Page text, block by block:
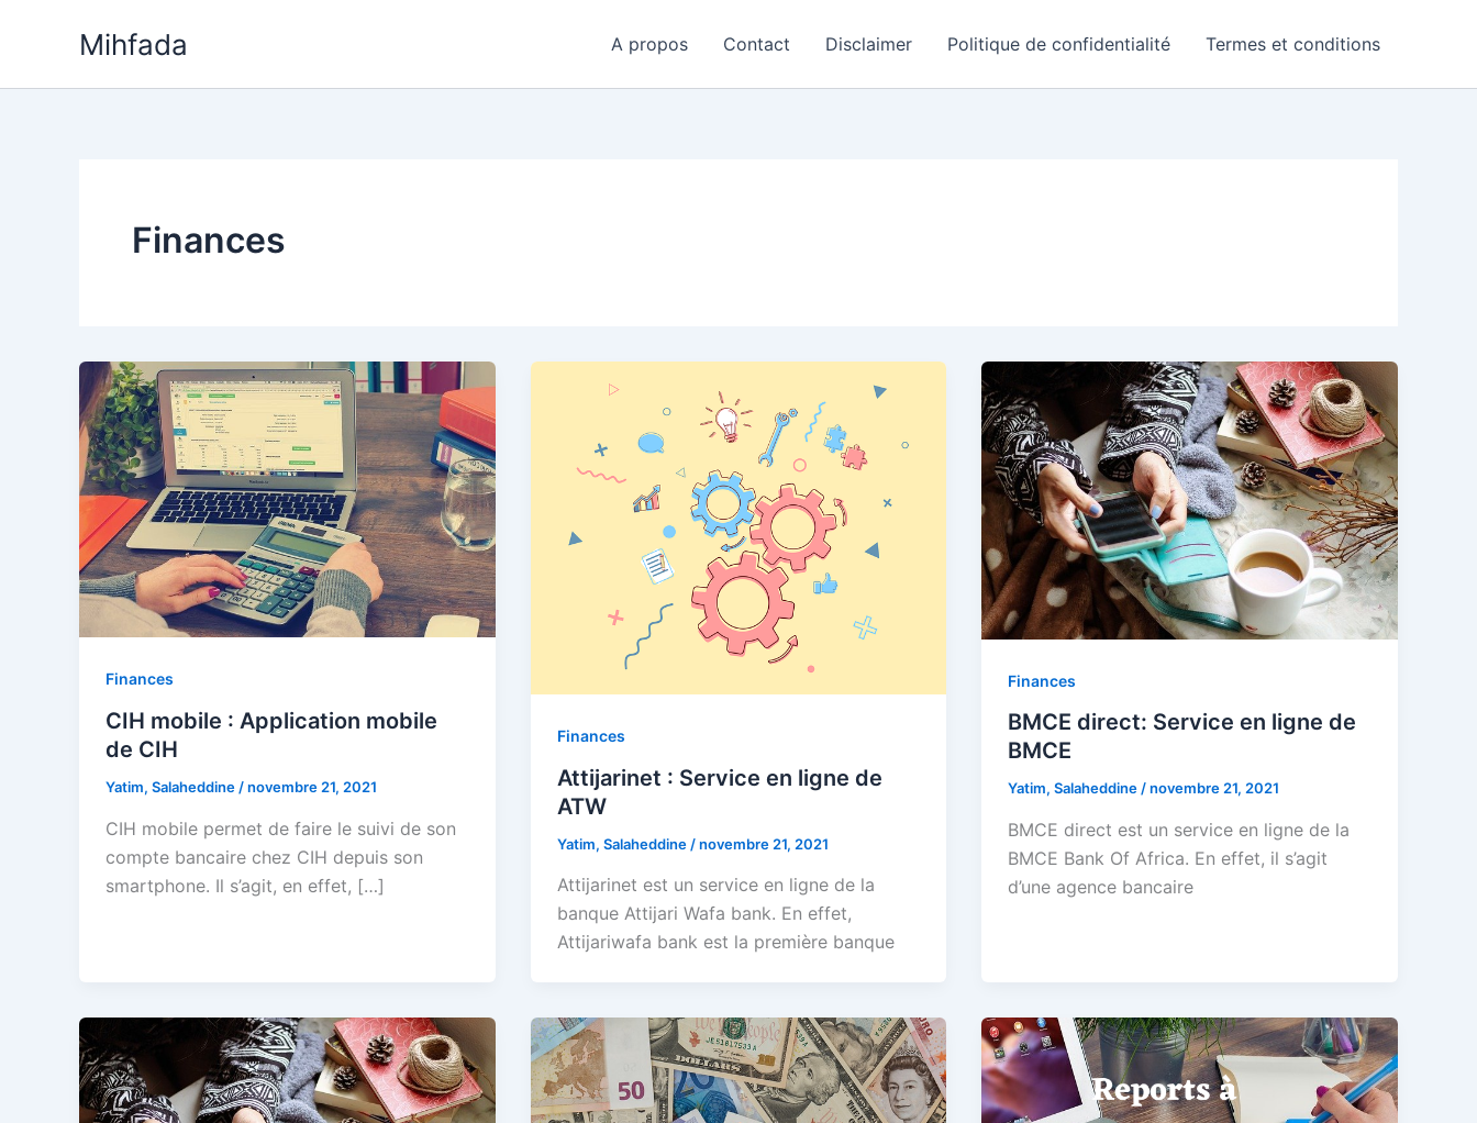
Mihfada A propos Contact Disclaimer Politique de confidentialité Termes et conditions
Finances
Finances
CIH mobile : Application mobile
de CIH
Yatim, Salaheddine/novembre 21, 2021
CIH mobile permet de faire le suivi de son
compte bancaire chez CIH depuis son
smartphone. Il s’agit, en effet, […]
Finances
Attijarinet : Service en ligne de
ATW
Yatim, Salaheddine /novembre 21, 2021
Attijarinet est un service en ligne de la
banque Attijari Wafa bank. En effet,
Attijariwafa bank est la première banque
Finances
BMCE direct: Service en ligne de
BMCE
Yatim, Salaheddine/novembre 21, 2021
BMCE direct est un service en ligne de la
BMCE Bank Of Africa. En effet, il s’agit
d’une agence bancaire